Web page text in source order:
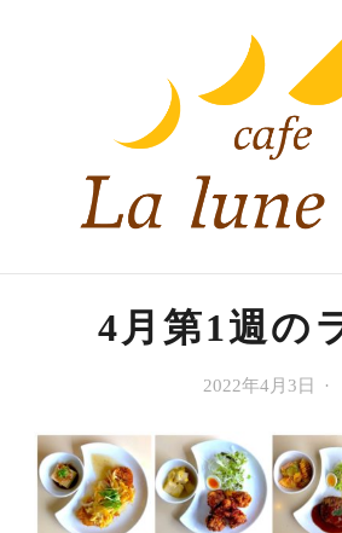
お店
4月第1週の
今
の
ラ
ン
チ
2022年4月3日